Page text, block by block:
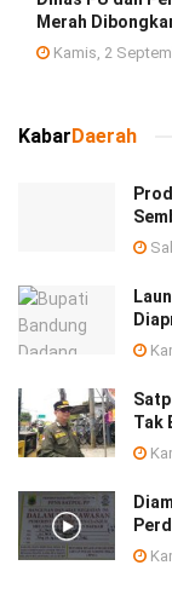
Merah
Kamis, 2
Kabar Daerah
Tak